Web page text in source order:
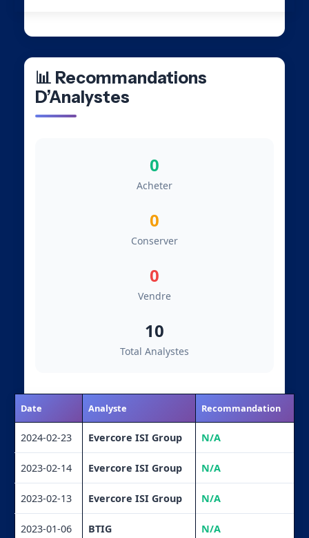
📊 Recommandations
D’Analystes
0
Acheter
0
Conserver
0
Vendre
10
Total Analystes
Date Analyste Recommandation
2024-02-23 Evercore ISI Group N/A
2023-02-14 Evercore ISI Group N/A
2023-02-13 Evercore ISI Group N/A
2023-01-06 BTIG N/A